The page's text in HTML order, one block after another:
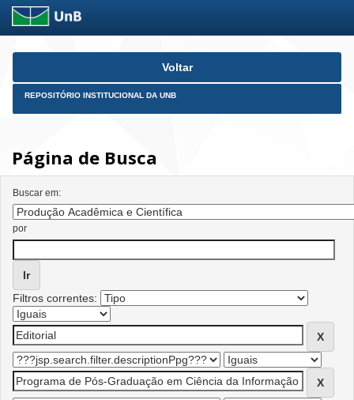
Skip
Voltar
REPOSITÓRIO INSTITUCIONAL DA UNB
Página de Busca
Buscar em:
por
Filtros correntes: